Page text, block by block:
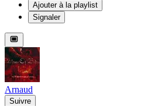
Ajouter à la playlist
Signaler
Arnaud
Suivre